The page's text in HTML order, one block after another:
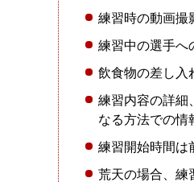
練習時の動画撮
練習中の選手へ
飲食物の差し入
練習内容の詳細
なる方法での情
練習開始時間は
荒天の場合、練